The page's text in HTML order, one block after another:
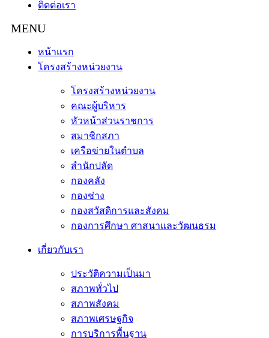
ติดต่อเรา
หน้าแรก
โครงสร้างหน่วยงาน
โครงสร้างหน่วยงาน
คณะผู้บริหาร
หัวหน้าส่วนราชการ
สมาชิกสภา
เครือข่ายในตำบล
สำนักปลัด
กองคลัง
กองช่าง
กองสวัสดิการและสังคม
กองการศึกษา ศาสนาและวัฒนธรม
เกี่ยวกับเรา
ประวัติความเป็นมา
สภาพทั่วไป
สภาพสังคม
สภาพเศรษฐกิจ
การบริการพื้นฐาน